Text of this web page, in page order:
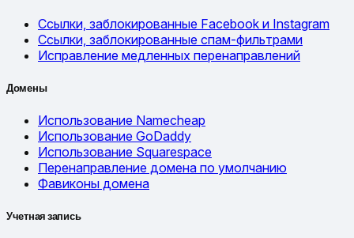
Ссылки, заблокированные Facebook и Instagram
Ссылки, заблокированные спам-фильтрами
Исправление медленных перенаправлений
Домены
Использование Namecheap
Использование GoDaddy
Использование Squarespace
Перенаправление домена по умолчанию
Фавиконы домена
Учетная запись